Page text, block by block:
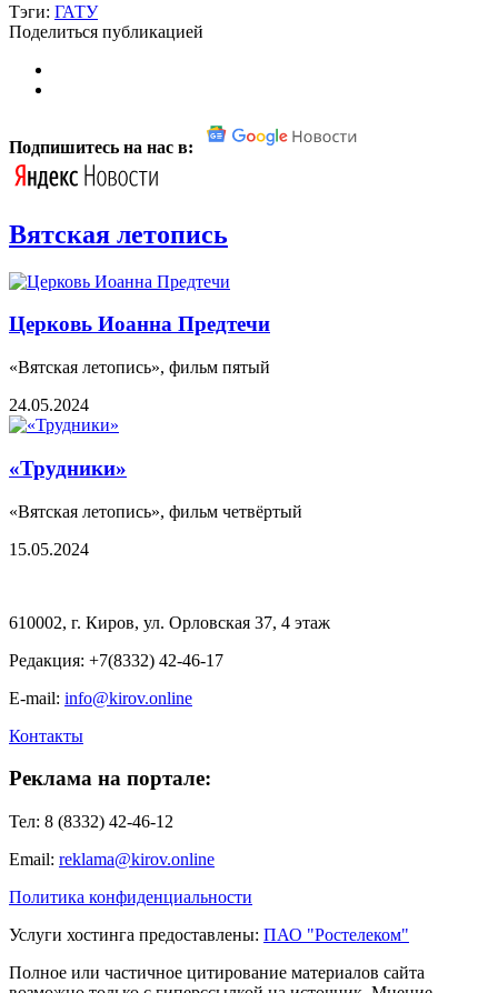
Тэги: ГАТУ
Поделиться публикацией
Подпишитесь на нас в:
Вятская летопись
Церковь Иоанна Предтечи
«Вятская летопись», фильм пятый
24.05.2024
«Трудники»
«Вятская летопись», фильм четвёртый
15.05.2024
610002, г. Киров, ул. Орловская 37, 4 этаж
Редакция: +7(8332) 42-46-17
E-mail: info@kirov.online
Контакты
Реклама на портале:
Тел: 8 (8332) 42-46-12
Email: reklama@kirov.online
Политика конфиденциальности
Услуги хостинга предоставлены: ПАО "Ростелеком"
Полное или частичное цитирование материалов сайта